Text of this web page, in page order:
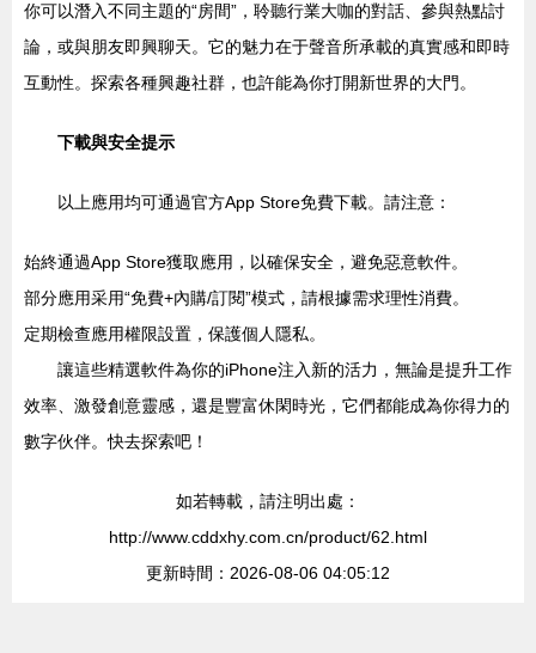
你可以潛入不同主題的“房間”，聆聽行業大咖的對話、參與熱點討
論，或與朋友即興聊天。它的魅力在于聲音所承載的真實感和即時
互動性。探索各種興趣社群，也許能為你打開新世界的大門。
下載與安全提示
以上應用均可通過官方App Store免費下載。請注意：
始終通過App Store獲取應用，以確保安全，避免惡意軟件。
部分應用采用“免費+內購/訂閱”模式，請根據需求理性消費。
定期檢查應用權限設置，保護個人隱私。
讓這些精選軟件為你的iPhone注入新的活力，無論是提升工作
效率、激發創意靈感，還是豐富休閑時光，它們都能成為你得力的
數字伙伴。快去探索吧！
如若轉載，請注明出處：
http://www.cddxhy.com.cn/product/62.html
更新時間：2026-08-06 04:05:12